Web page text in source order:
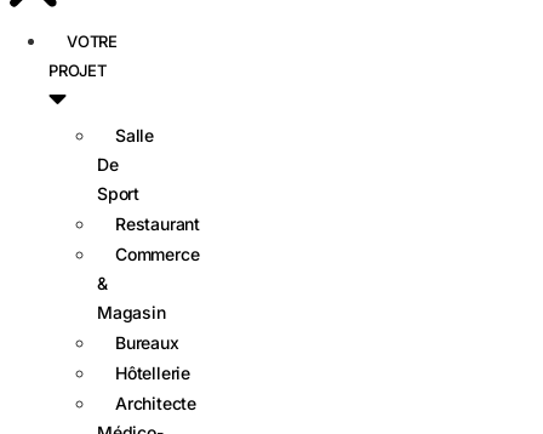
VOTRE
PROJET
Salle
De
Sport
Restaurant
Commerce
&
Magasin
Bureaux
Hôtellerie
Architecte